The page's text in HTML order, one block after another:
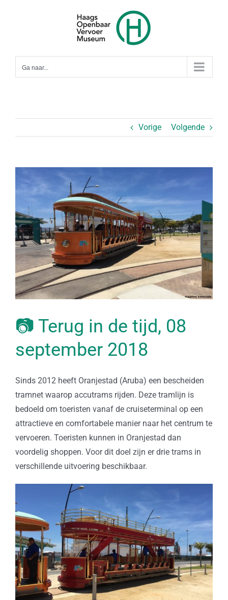
Ga naar...
Vorige Volgende
grotere
afbeelding
📷 Terug in de tijd, 08
september 2018
Sinds 2012 heeft Oranjestad (Aruba) een bescheiden
tramnet waarop accutrams rijden. Deze tramlijn is
bedoeld om toeristen vanaf de cruiseterminal op een
attractieve en comfortabele manier naar het centrum te
vervoeren. Toeristen kunnen in Oranjestad dan
voordelig shoppen. Voor dit doel zijn er drie trams in
verschillende uitvoering beschikbaar.